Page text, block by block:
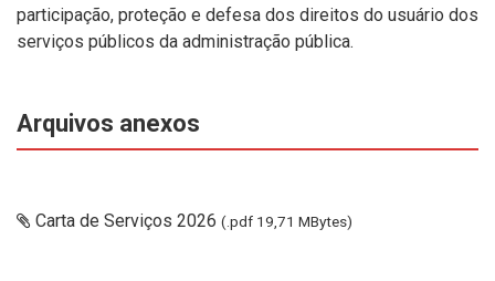
participação, proteção e defesa dos direitos do usuário dos
serviços públicos da administração pública.
Arquivos anexos
Carta de Serviços 2026 (.pdf 19,71 MBytes)